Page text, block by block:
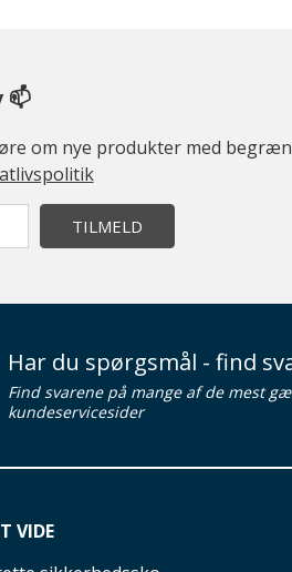
📫
om nye produkter med
TILMELD
Har du spørgsmål - find
Find svarene på mange af de mest
kundeservicesider
VIDE